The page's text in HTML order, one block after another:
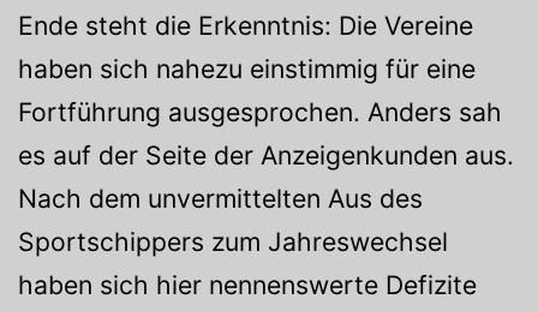
Ende steht die Erkenntnis: Die Vereine
haben sich nahezu einstimmig für eine
Fortführung ausgesprochen. Anders sah
es auf der Seite der Anzeigenkunden aus.
Nach dem unvermittelten Aus des
Sportschippers zum Jahreswechsel
haben sich hier nennenswerte Defizite